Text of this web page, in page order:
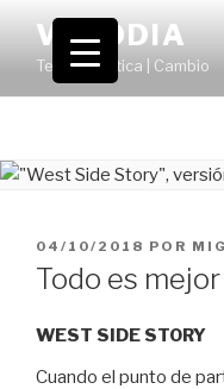
contenido
VOLODIA
Teatro | Crítica | Cambio
PUBLICADO
EL
04/10/2018 POR
Todo es
WEST SIDE STORY
Cuando el punto de